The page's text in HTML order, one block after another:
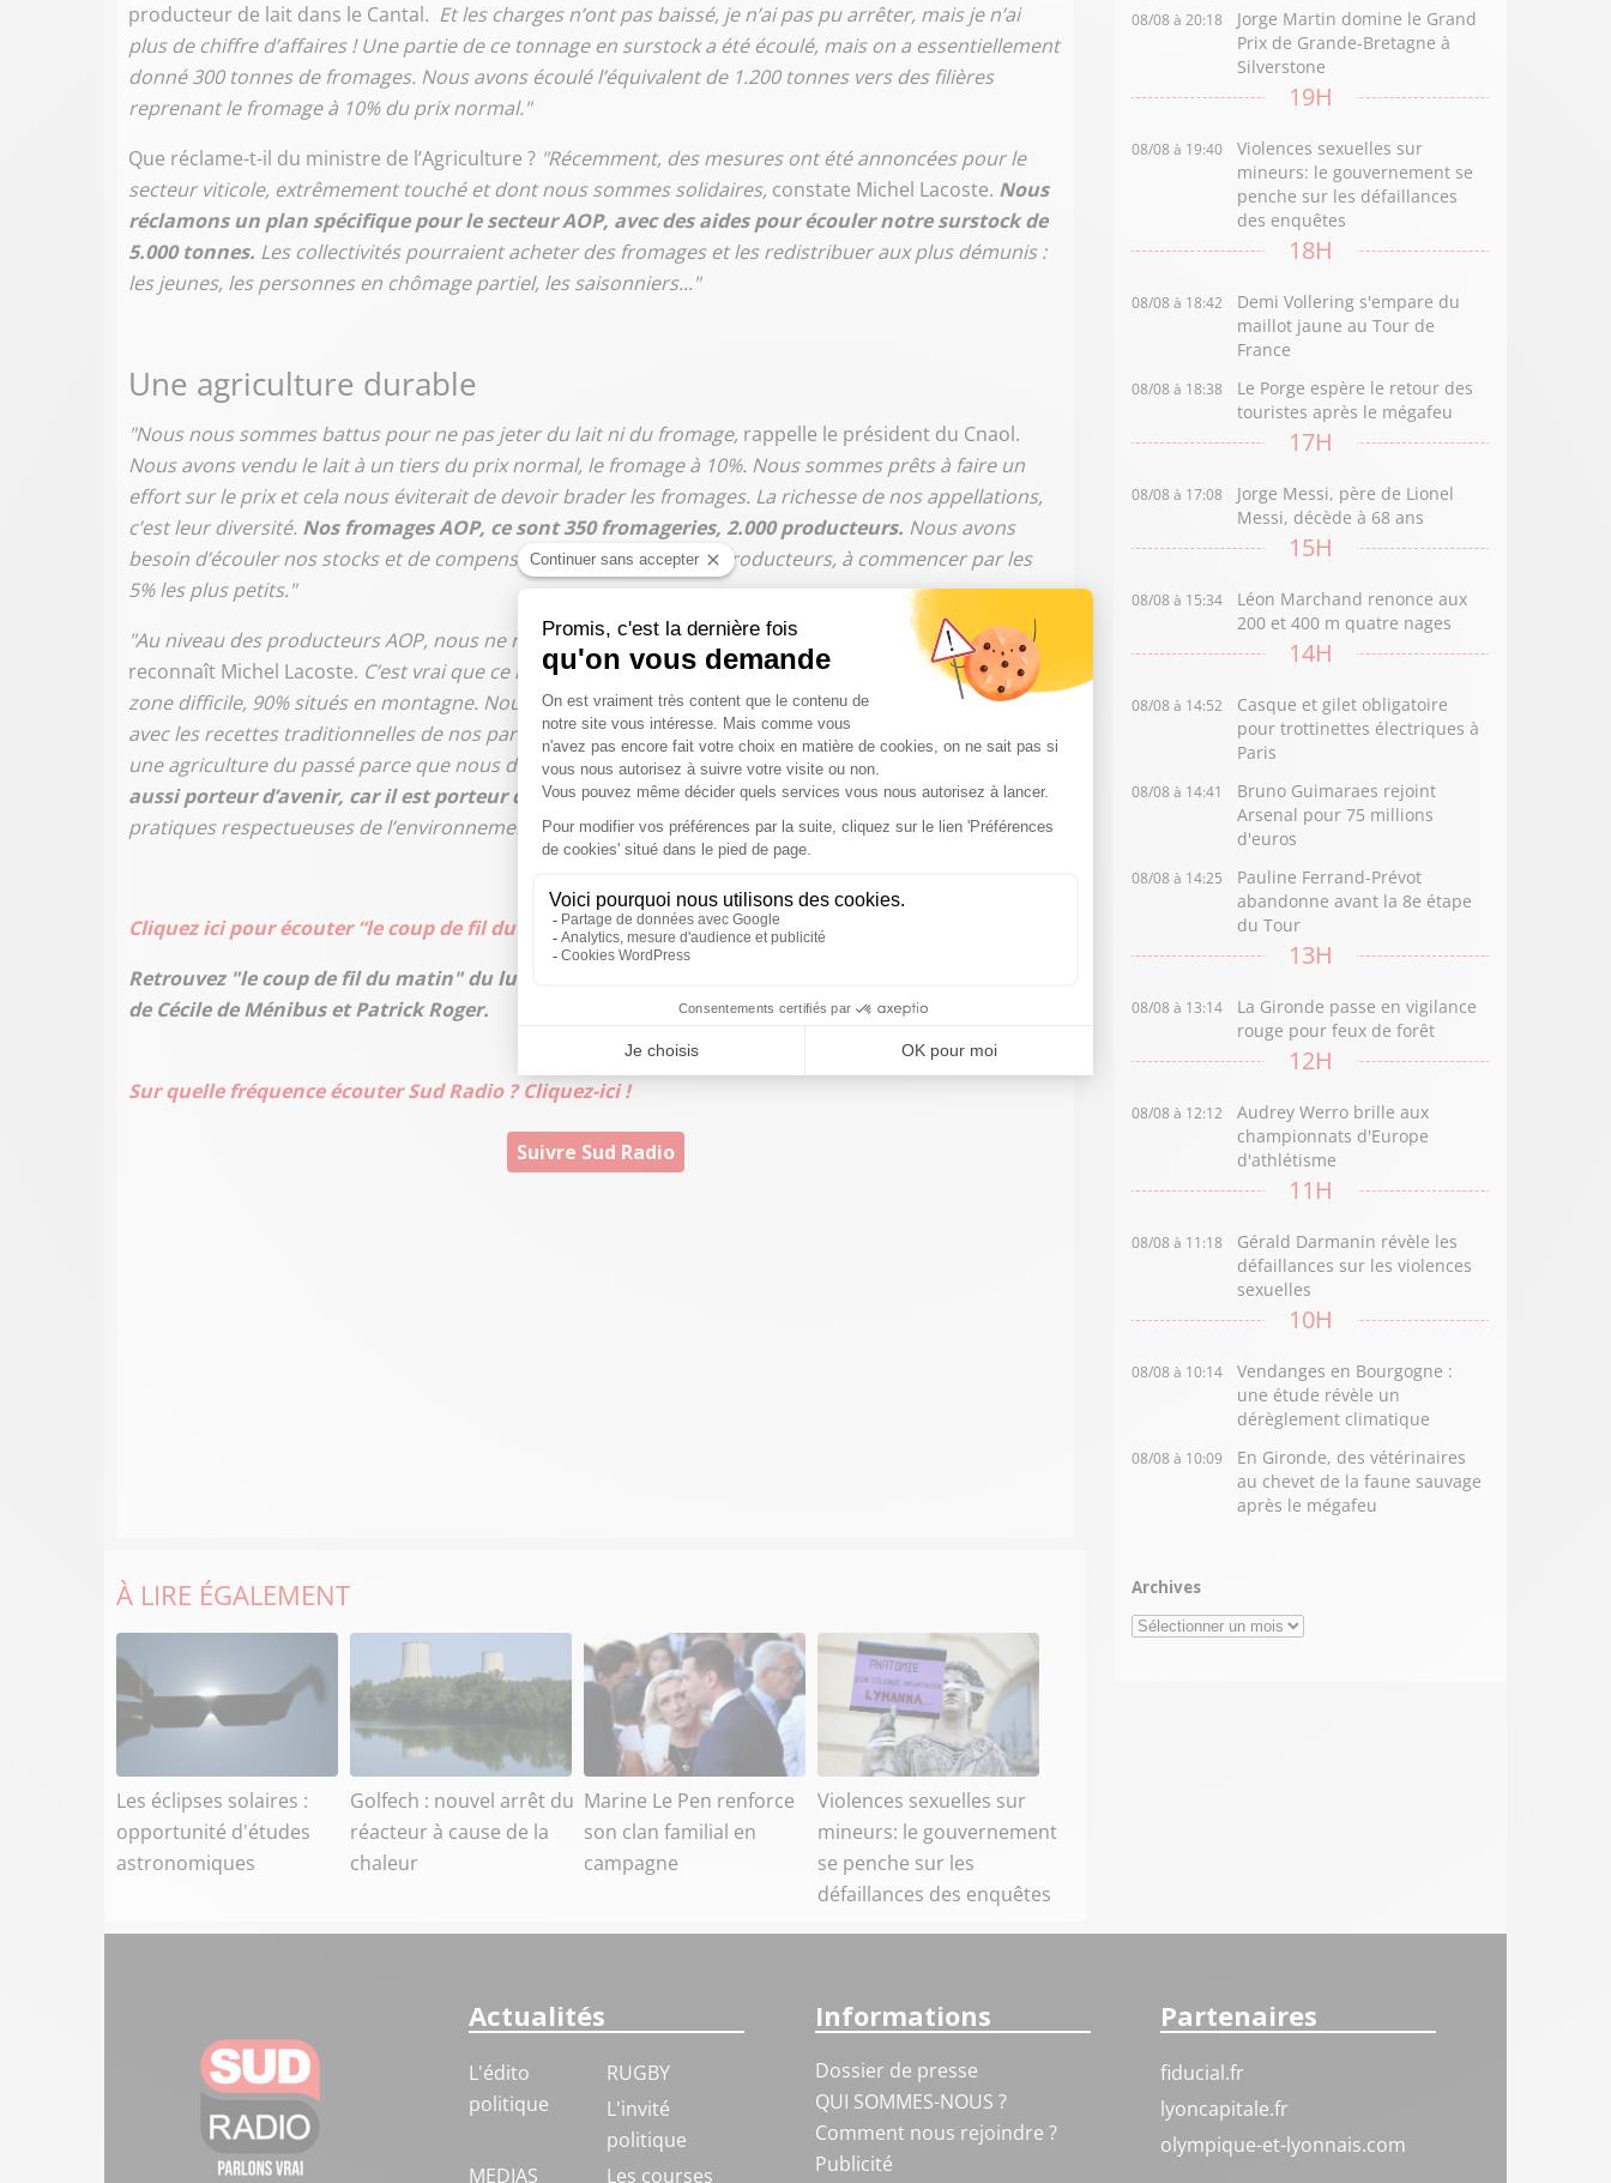
producteur de lait dans le Cantal. Et les charges n’ont pas baissé, je n’ai pas pu arrêter, mais je n’ai
plus de chiffre d’affaires ! Une partie de ce tonnage en surstock a été écoulé, mais on a essentiellement
donné 300 tonnes de fromages. Nous avons écoulé l’équivalent de 1.200 tonnes vers des filières
reprenant le fromage à 10% du prix normal."
Que réclame-t-il du ministre de l’Agriculture ? "Récemment, des mesures ont été annoncées pour le
secteur viticole, extrêmement touché et dont nous sommes solidaires, constate Michel Lacoste. Nous
réclamonsun plan spécifique pour le secteur AOP, avec des aides pour écouler notre surstock de
5.000 tonnes. Les collectivités pourraient acheter des fromages et les redistribuer aux plus démunis :
les jeunes, les personnes en chômage partiel, les saisonniers..."
Une agriculture durable
"Nous nous sommes battus pour ne pas jeter du lait ni du fromage, rappelle le président du Cnaol.
Nous avons vendu le lait à un tiers du prix normal, le fromage à 10%. Nous sommes prêts à faire un
effort sur le prix et cela nous éviterait de devoir brader les fromages. La richesse de nos appellations,
c’est leur diversité. Nos fromages AOP, ce sont 350 fromageries, 2.000 producteurs. Nous avons
besoin d’écouler nos stocks et de compensations pour aider nos producteurs, à commencer par les
5% les plus petits."
"Au niveau des producteurs AOP, nous ne représentons que 15% des producteurs laitiers français,
reconnaît Michel Lacoste. C’est vrai que ce n’est pas beaucoup. Mais ces 15% sont essentiellement en
zone difficile, 90% situés en montagne. Nous faisons des fromages comme nous en avons toujours fait,
avec les recettes traditionnelles de nos parents et grands-parents. On pourrait nous dire que l’on est
une agriculture du passé parce que nous défendons un patrimoine fromager. Mais
aussi porteur d’avenir, car il est porteur d’une agriculture durable. Nous sommes dans des
pratiques respectueuses de l’environnement."
Cliquez ici pour écouter “le coup de fil du matin”
Retrouvez "le coup de fil du matin" du lundi au vendredi à 7h12 sur Sud Radio, dans la matinale
de Cécile de Ménibus et Patrick Roger.
Sur quelle fréquence écouter Sud Radio ? Cliquez-ici !
Suivre Sud Radio
À LIRE ÉGALEMENT
Les éclipses solaires :
opportunité d'études
astronomiques
Golfech : nouvel arrêt du
réacteur à cause de la
chaleur
Marine Le Pen renforce
son clan familial en
campagne
Violences sexuelles sur
mineurs: le gouvernement
se penche sur les
défaillances des enquêtes
08/08 à 20:18
Jorge Martin domine le Grand
Prix de Grande-Bretagne à
Silverstone
19H
08/08 à 19:40
Violences sexuelles sur
mineurs: le gouvernement se
penche sur les défaillances
des enquêtes
18H
08/08 à 18:42
Demi Vollering s'empare du
maillot jaune au Tour de
France
08/08 à 18:38
Le Porge espère le retour des
touristes après le mégafeu
17H
08/08 à 17:08
Jorge Messi, père de Lionel
Messi, décède à 68 ans
15H
08/08 à 15:34
Léon Marchand renonce aux
200 et 400 m quatre nages
14H
08/08 à 14:52
Casque et gilet obligatoire
pour trottinettes électriques à
Paris
08/08 à 14:41
Bruno Guimaraes rejoint
Arsenal pour 75 millions
d'euros
08/08 à 14:25
Pauline Ferrand-Prévot
abandonne avant la 8e étape
du Tour
13H
08/08 à 13:14
La Gironde passe en vigilance
rouge pour feux de forêt
12H
08/08 à 12:12
Audrey Werro brille aux
championnats d'Europe
d'athlétisme
11H
08/08 à 11:18
Gérald Darmanin révèle les
défaillances sur les violences
sexuelles
10H
08/08 à 10:14
Vendanges en Bourgogne :
une étude révèle un
dérèglement climatique
08/08 à 10:09
En Gironde, des vétérinaires
au chevet de la faune sauvage
après le mégafeu
Archives
Archives
Actualités
L'édito
politique
RUGBY
L'invité
politique
MEDIAS
Les courses
Informations
Dossier de presse
QUI SOMMES-NOUS ?
Comment nous rejoindre ?
Publicité
Partenaires
fiducial.fr
lyoncapitale.fr
olympique-et-lyonnais.com